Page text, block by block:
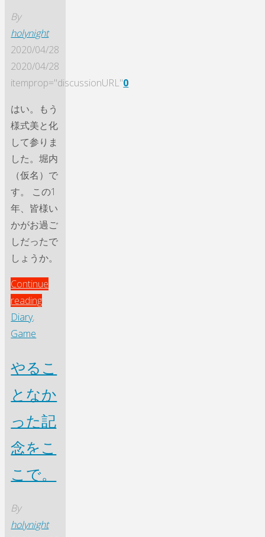
By
holynight
2020/04/28
2020/04/28
itemprop="discussionURL"0
はい。もう
様式美と化
して参りま
した。堀内
（仮名）で
す。 この1
年、皆様い
かがお過ご
しだったで
しょうか。
Continue
reading"ま
経
て
た。"
Diary,
Game
やるこ
となか
った記
念をこ
こで。
By
holynight